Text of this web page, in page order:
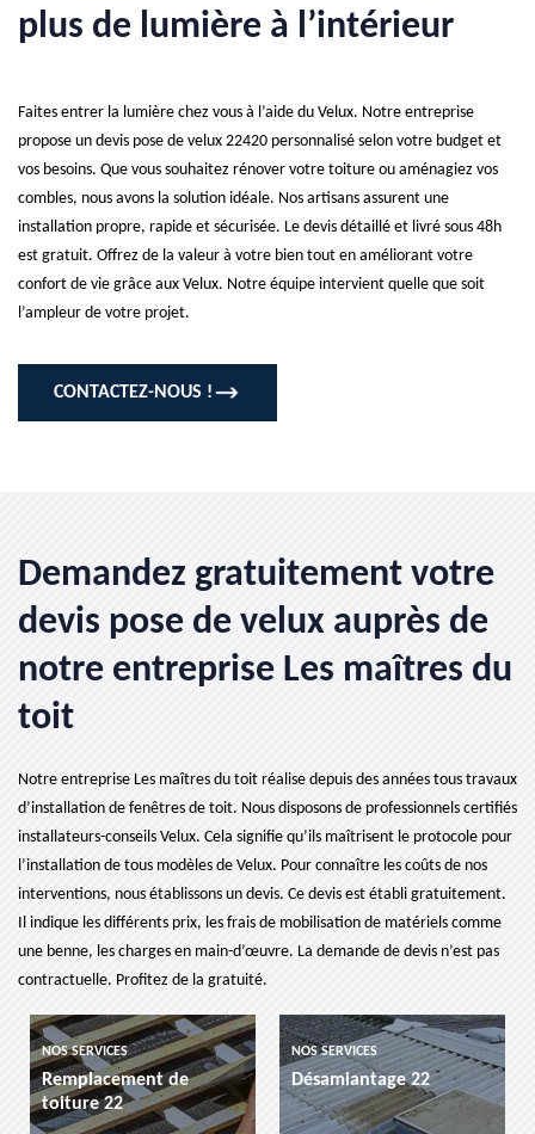
plus de lumière à l’intérieur
Faites entrer la lumière chez vous à l’aide du Velux. Notre entreprise
propose un devis pose de velux 22420 personnalisé selon votre budget et
vos besoins. Que vous souhaitez rénover votre toiture ou aménagiez vos
combles, nous avons la solution idéale. Nos artisans assurent une
installation propre, rapide et sécurisée. Le devis détaillé et livré sous 48h
est gratuit. Offrez de la valeur à votre bien tout en améliorant votre
confort de vie grâce aux Velux. Notre équipe intervient quelle que soit
l’ampleur de votre projet.
CONTACTEZ-NOUS !
Demandez gratuitement votre
devis pose de velux auprès de
notre entreprise Les maîtres du
toit
Notre entreprise Les maîtres du toit réalise depuis des années tous travaux
d’installation de fenêtres de toit. Nous disposons de professionnels certifiés
installateurs-conseils Velux. Cela signifie qu’ils maîtrisent le protocole pour
l’installation de tous modèles de Velux. Pour connaître les coûts de nos
interventions, nous établissons un devis. Ce devis est établi gratuitement.
Il indique les différents prix, les frais de mobilisation de matériels comme
une benne, les charges en main-d’œuvre. La demande de devis n’est pas
contractuelle. Profitez de la gratuité.
de
NOS SERVICES
Désamiantage 22
NOS SERVICES
etancheite